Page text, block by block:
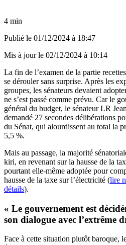
4 min
Publié le 01/12/2024 à 18:47
Mis à jour le 02/12/2024 à 10:14
La fin de l’examen de la partie
se dérouler sans surprise. Après les
groupes, les sénateurs devaient
ne s’est passé comme prévu. Car le
général du budget, le sénateur LR
demandé 27 secondes délibérations
du Sénat, qui alourdissent au total la
5,5 %.
Mais au passage, la majorité
kiri, en revenant sur la hausse de la
pourtant elle-même adoptée pour
hausse de la taxe sur l’électricité (lire
détails).
« Le gouvernement est
son dialogue avec l’extrême
Face à cette situation plutôt baroque,